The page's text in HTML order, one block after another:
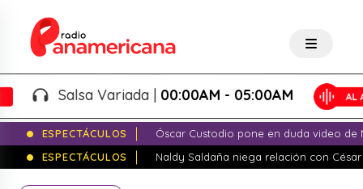
Salsa Variada |00:00AM - 05:00AM
ESPECTÁCULOS
Óscar Custodio pone en duda video de
ESPECTÁCULOS
Naldy Saldaña niega relación con